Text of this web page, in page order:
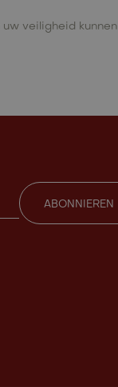
veiligheid kunnen